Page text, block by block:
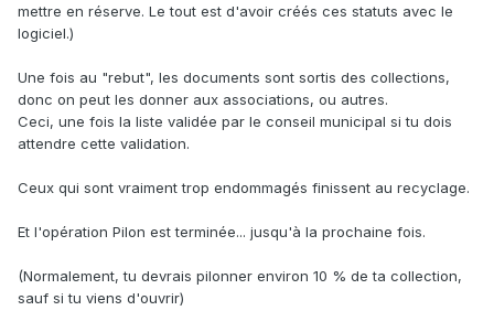
mettre en réserve. Le tout est d'avoir créés ces statuts avec le
logiciel.)
Une fois au "rebut", les documents sont sortis des collections,
donc on peut les donner aux associations, ou autres.
Ceci, une fois la liste validée par le conseil municipal si tu dois
attendre cette validation.
Ceux qui sont vraiment trop endommagés finissent au recyclage.
Et l'opération Pilon est terminée... jusqu'à la prochaine fois.
(Normalement, tu devrais pilonner environ 10 % de ta collection,
sauf si tu viens d'ouvrir)